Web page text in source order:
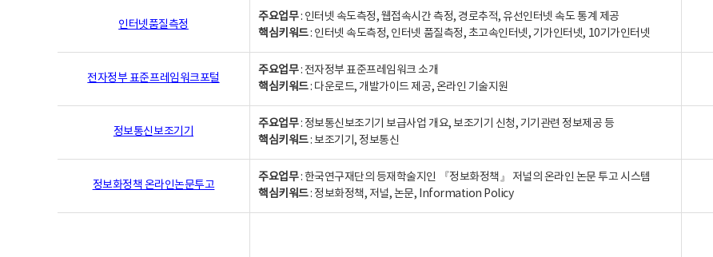
인터넷품질측정
주요업무: 인터넷 속도측정, 웹접속시간 측정, 경로추적, 유선인터넷 속도 통계 제공
핵심키워드: 인터넷 속도측정, 인터넷 품질측정, 초고속인터넷, 기가인터넷, 10기가인터넷
전자정부 표준프레임워크포털
주요업무: 전자정부 표준프레임워크 소개
핵심키워드: 다운로드, 개발가이드 제공, 온라인 기술지원
정보통신보조기기
주요업무: 정보통신보조기기 보급사업 개요, 보조기기 신청, 기기관련 정보제공 등
핵심키워드: 보조기기, 정보통신
정보화정책 온라인논문투고
주요업무: 한국연구재단의 등재학술지인 『정보화정책』 저널의 온라인 논문 투고 시스템
핵심키워드: 정보화정책, 저널, 논문, Information Policy